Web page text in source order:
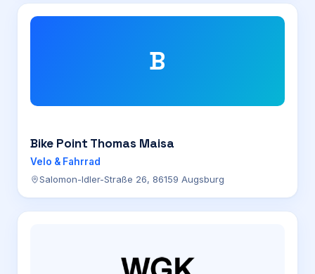
B
Bike Point Thomas Maisa
Velo & Fahrrad
Salomon-Idler-Straße 26, 86159 Augsburg